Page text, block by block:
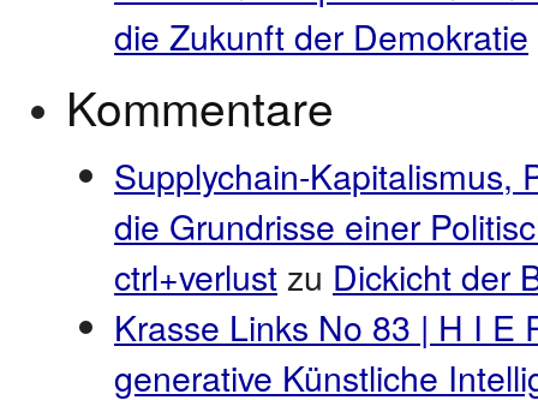
die Zukunft der Demokratie
Kommentare
Supplychain-Kapitalismus,
die Grundrisse einer
ctrl+verlustzu Dickicht der
Krasse Links No 83 | H I E
generative Künstliche